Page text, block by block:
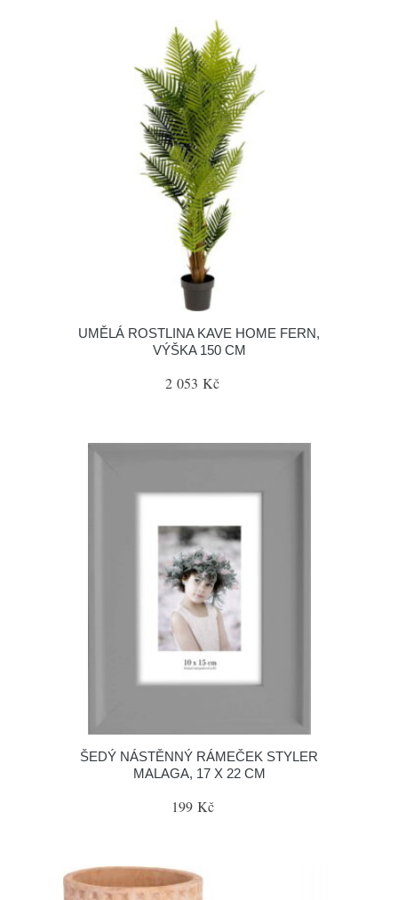
UMĚLÁ ROSTLINA KAVE HOME FERN,
VÝŠKA 150 CM
2 053 Kč
ŠEDÝ NÁSTĚNNÝ RÁMEČEK STYLER
MALAGA, 17 X 22 CM
199 Kč